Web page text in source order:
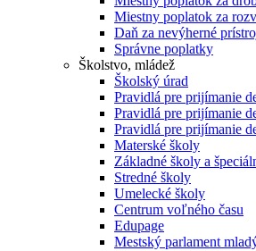
Miestny poplatok za
Daň za nevýherné
Správne poplatky
Školstvo, mládež
Školský úrad
Pravidlá pre prijímanie
Pravidlá pre prijímanie
Pravidlá pre prijímanie
Materské školy
Základné školy a
Stredné školy
Umelecké školy
Centrum voľného času
Edupage
Mestský parlament